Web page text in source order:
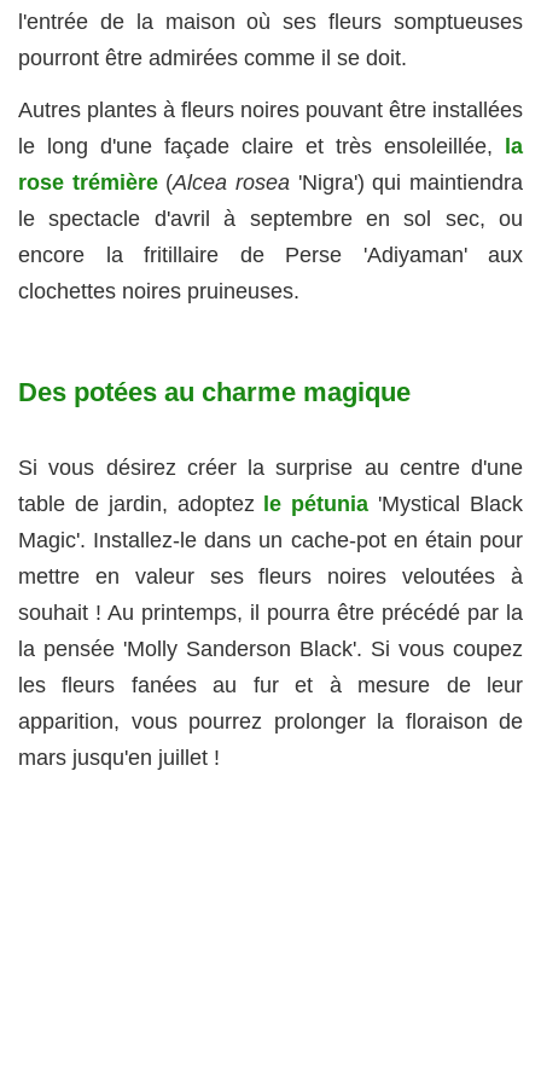
l'entrée de la maison où ses fleurs somptueuses
pourront être admirées comme il se doit.
Autres plantes à fleurs noires pouvant être installées
le long d'une façade claire et très ensoleillée, la
rose trémière(Alcea rosea 'Nigra') qui maintiendra
le spectacle d'avril à septembre en sol sec, ou
encore la fritillaire de Perse 'Adiyaman' aux
clochettes noires pruineuses.
Des potées au charme magique
Si vous désirez créer la surprise au centre d'une
table de jardin, adoptez
le pétunia 'Mystical Black
Magic'. Installez-le dans un cache-pot en étain pour
mettre en valeur ses fleurs noires veloutées à
souhait ! Au printemps, il pourra être précédé par la
la pensée 'Molly Sanderson Black'. Si vous coupez
les fleurs fanées au fur et à mesure de leur
apparition, vous pourrez prolonger la floraison de
mars jusqu'en juillet !